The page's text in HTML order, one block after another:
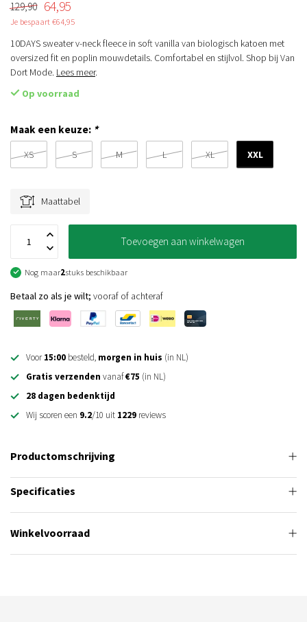
129,90 64,95
Je bespaart €64,95
10DAYS sweater v-neck fleece in soft vanilla van biologisch katoen met
oversized fit en poplin mouwdetails. Comfortabel en stijlvol. Shop bij Van
Dort Mode. Lees meer.
Op voorraad
Maak een keuze: *
XS S M L XL XXL
Maattabel
Toevoegen aan winkelwagen
Nog maar2stuks beschikbaar
Betaal zo als je wilt; vooraf of achteraf
Voor15:00 besteld, morgen in huis (in NL)
Gratis verzenden vanaf€75 (in NL)
28 dagen bedenktijd
Wij scoren een 9.2/10 uit 1229 reviews
Productomschrijving
Specificaties
Winkelvoorraad